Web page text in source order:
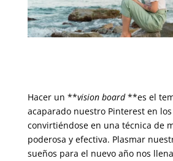
Hacer un **vision board**es el
acaparado nuestro Pinterest en
convirtiéndose en una técnica de
poderosa y efectiva. Plasmar
sueños para el nuevo año nos